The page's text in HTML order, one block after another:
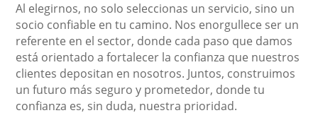
Al elegirnos, no solo seleccionas un servicio, sino un
socio confiable en tu camino. Nos enorgullece ser un
referente en el sector, donde cada paso que damos
está orientado a fortalecer la confianza que nuestros
clientes depositan en nosotros. Juntos, construimos
un futuro más seguro y prometedor, donde tu
confianza es, sin duda, nuestra prioridad.